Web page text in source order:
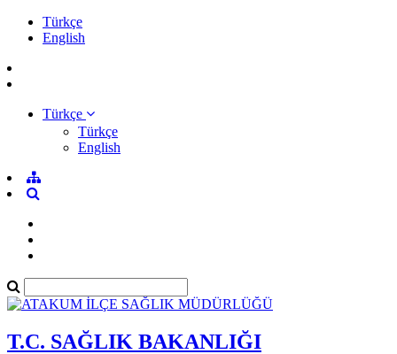
Türkçe
English
Türkçe
Türkçe
English
T.C. SAĞLIK BAKANLIĞI